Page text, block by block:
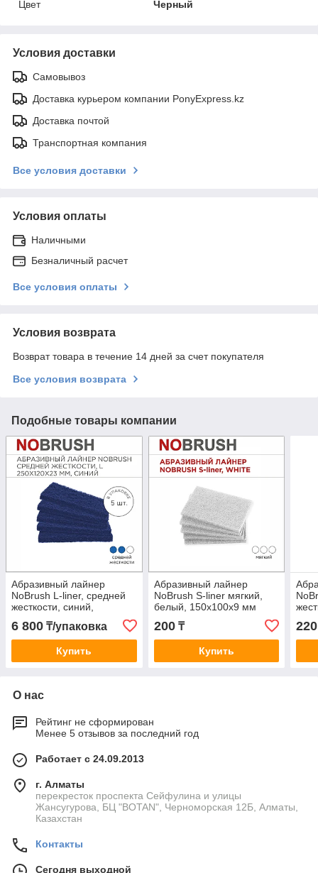
Цвет
Черный
Условия доставки
Самовывоз
Доставка курьером компании PonyExpress.kz
Доставка почтой
Транспортная компания
Все условия доставки
Условия оплаты
Наличными
Безналичный расчет
Все условия оплаты
Условия возврата
Возврат товара в течение 14 дней за счет покупателя
Все условия возврата
Подобные товары компании
Абразивный лайнер
NoBrush L-liner, средней
жесткости, синий,
250х120х23 мм
6 800 ₸/упаковка
Купить
Абразивный лайнер
NoBrush S-liner мягкий,
белый, 150х100х9 мм
200₸
Купить
220
О нас
Рейтинг не сформирован
Менее 5 отзывов за последний год
Работает с 24.09.2013
г. Алматы
перекресток проспекта Сейфулина и улицы
Жансугурова, БЦ "BOTAN", Черноморская 12Б, Алматы,
Казахстан
Контакты
Сегодня выходной